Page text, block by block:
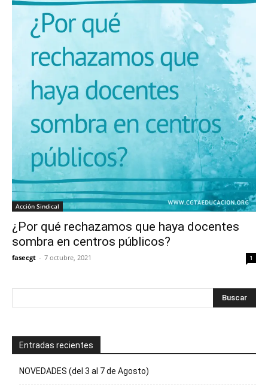
Acción Sindical
¿Por qué rechazamos que haya docentes
sombra en centros públicos?
fasecgt - 7 octubre, 2021 1
Entradas recientes
NOVEDADES (del 3 al 7 de Agosto)